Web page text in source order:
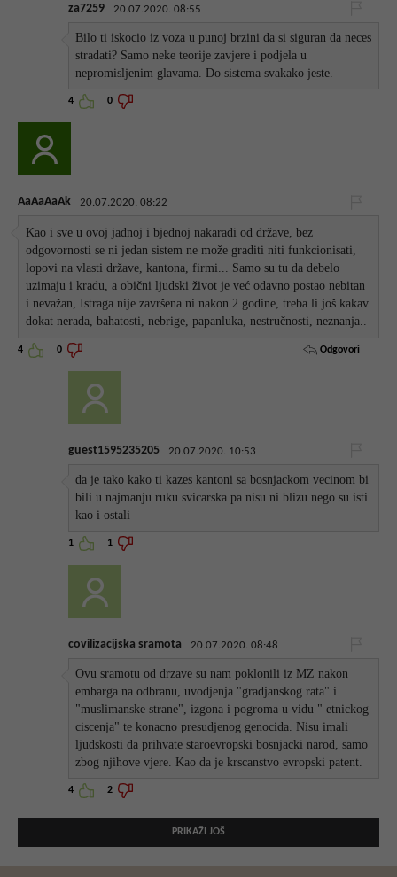
za7259 20.07.2020. 08:55
Bilo ti iskocio iz voza u punoj brzini da si siguran da neces
stradati? Samo neke teorije zavjere i podjela u
nepromisljenim glavama. Do sistema svakako jeste.
4 0
AaAaAaAk 20.07.2020. 08:22
Kao i sve u ovoj jadnoj i bjednoj nakaradi od države, bez
odgovornosti se ni jedan sistem ne može graditi niti funkcionisati,
lopovi na vlasti države, kantona, firmi... Samo su tu da debelo
uzimaju i kradu, a obični ljudski život je već odavno postao nebitan
i nevažan, Istraga nije završena ni nakon 2 godine, treba li još kakav
dokat nerada, bahatosti, nebrige, papanluka, nestručnosti, neznanja..
4 0 Odgovori
guest1595235205 20.07.2020. 10:53
da je tako kako ti kazes kantoni sa bosnjackom vecinom bi
bili u najmanju ruku svicarska pa nisu ni blizu nego su isti
kao i ostali
1 1
covilizacijska sramota 20.07.2020. 08:48
Ovu sramotu od drzave su nam poklonili iz MZ nakon
embarga na odbranu, uvodjenja "gradjanskog rata" i
"muslimanske strane", izgona i pogroma u vidu " etnickog
ciscenja" te konacno presudjenog genocida. Nisu imali
ljudskosti da prihvate staroevropski bosnjacki narod, samo
zbog njihove vjere. Kao da je krscanstvo evropski patent.
4 2
PRIKAŽI JOŠ